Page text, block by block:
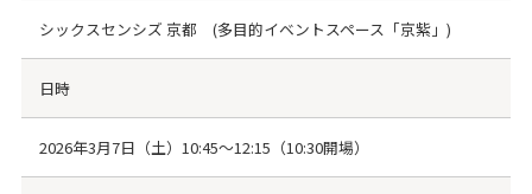
シックスセンシズ 京都 (多目的イベントスペース「京紫」)
日時
2026年3月7日（土）10:45～12:15（10:30開場）